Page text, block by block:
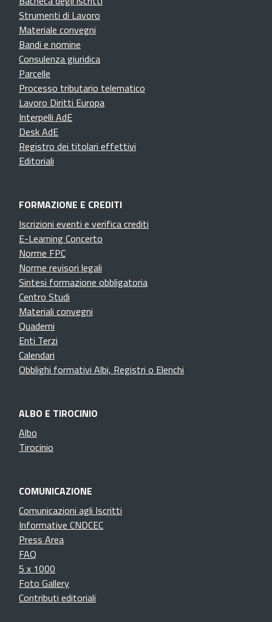
Strumenti di Lavoro
Materiale convegni
Bandi e nomine
Consulenza giuridica
Parcelle
Processo tributario telematico
Lavoro Diritti Europa
Interpelli AdE
Desk AdE
Registro dei titolari effettivi
Editoriali
FORMAZIONE E CREDITI
Iscrizioni eventi e verifica crediti
E-Learning Concerto
Norme FPC
Norme revisori legali
Sintesi formazione obbligatoria
Centro Studi
Materiali convegni
Quaderni
Enti Terzi
Calendari
Obblighi formativi Albi, Registri o Elenchi
ALBO E TIROCINIO
Albo
Tirocinio
COMUNICAZIONE
Comunicazioni agli Iscritti
Informative CNDCEC
Press Area
FAQ
5 x 1000
Foto Gallery
Contributi editoriali